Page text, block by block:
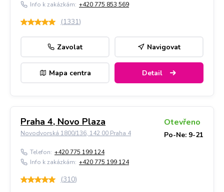
Info k zakázkám: +420 775 853 569
(1331)
Zavolat Navigovat
Mapa centra Detail
Praha 4, Novo Plaza
Novodvorská 1800/136, 142 00 Praha 4
Otevřeno
Po-Ne: 9-21
Telefon: +420 775 199 124
Info k zakázkám: +420 775 199 124
(310)